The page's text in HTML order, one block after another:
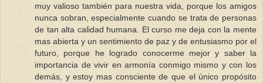
muy valioso también para nuestra vida, porque los amigos
nunca sobran, especialmente cuando se trata de personas
de tan alta calidad humana. El curso me deja con la mente
mas abierta y un sentimiento de paz y de entusiasmo por el
futuro, porque he logrado conocerme mejor y saber la
importancia de vivir en armonía conmigo mismo y con los
demás, y estoy mas consciente de que el único propósito